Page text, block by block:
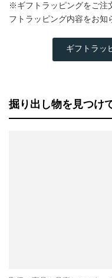
※ギフトラッピングをご注
フトラッピング内容をお知
ギフトラッ
掘り出し物を見つけ